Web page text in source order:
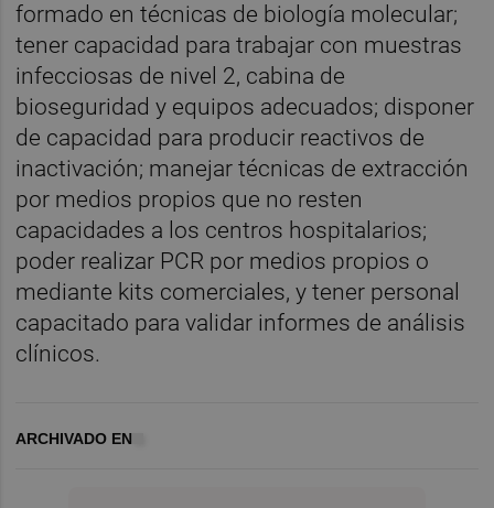
formado en técnicas de biología molecular;
tener capacidad para trabajar con muestras
infecciosas de nivel 2, cabina de
bioseguridad y equipos adecuados; disponer
de capacidad para producir reactivos de
inactivación; manejar técnicas de extracción
por medios propios que no resten
capacidades a los centros hospitalarios;
poder realizar PCR por medios propios o
mediante kits comerciales, y tener personal
capacitado para validar informes de análisis
clínicos.
ARCHIVADO EN